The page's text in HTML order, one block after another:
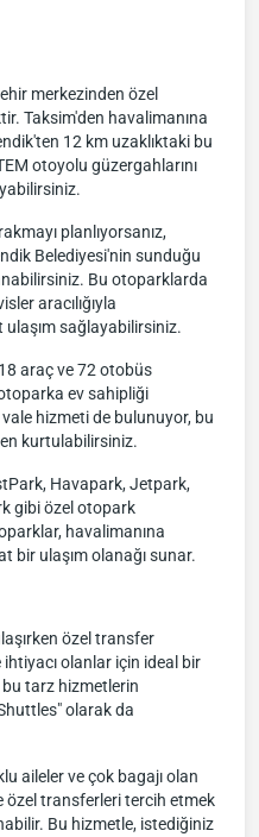
merkezinden özel
Taksim'den havalimanına
12 km uzaklıktaki bu
otoyolu güzergahlarını
planlıyorsanız,
Belediyesi'nin sunduğu
Bu otoparklarda
aracılığıyla
ulaşım sağlayabilirsiniz.
araç ve 72 otobüs
ev sahipliği
hizmeti de bulunuyor, bu
kurtulabilirsiniz.
Havapark, Jetpark,
gibi özel otopark
havalimanına
bir ulaşım olanağı sunar.
özel transfer
olanlar için ideal bir
bu tarz hizmetlerin
olarak da
aileler ve çok bagajı olan
özel transferleri tercih etmek
Bu hizmetle, istediğiniz